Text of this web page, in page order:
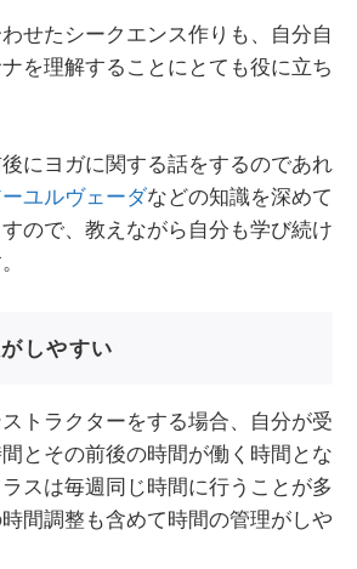
せたシークエンス作りも、自分自
を理解することにとても役に立ち
にヨガに関する話をするのであれ
ユルヴェーダなどの知識を深めて
ので、教えながら自分も学び続け
しやすい
トラクターをする場合、自分が受
とその前後の時間が働く時間とな
スは毎週同じ時間に行うことが多
間調整も含めて時間の管理がしや